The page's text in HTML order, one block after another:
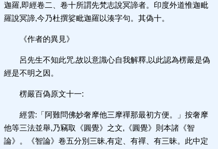
迦羅,即經卷二、卷十所謂先梵志說冥諦者。印度外道惟迦毗
羅說冥諦,今乃杜撰娑毗迦羅以湊字句。其偽十。
《作者的異見》
呂先生不知此咒,故以意識心自我解釋,以此認為楞嚴是偽
經是不明之因。
楞嚴百偽原文十一:
經雲:「阿難問佛妙奢摩他三摩禪那最初方便。」按奢摩
他等三法並舉,乃竊取《圓覺》之文,《圓覺》則本諸《智
論》。《智論》卷五分別三昧,有定、有禪、有三昧。此中定